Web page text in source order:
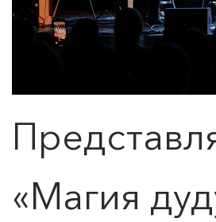
«Магия